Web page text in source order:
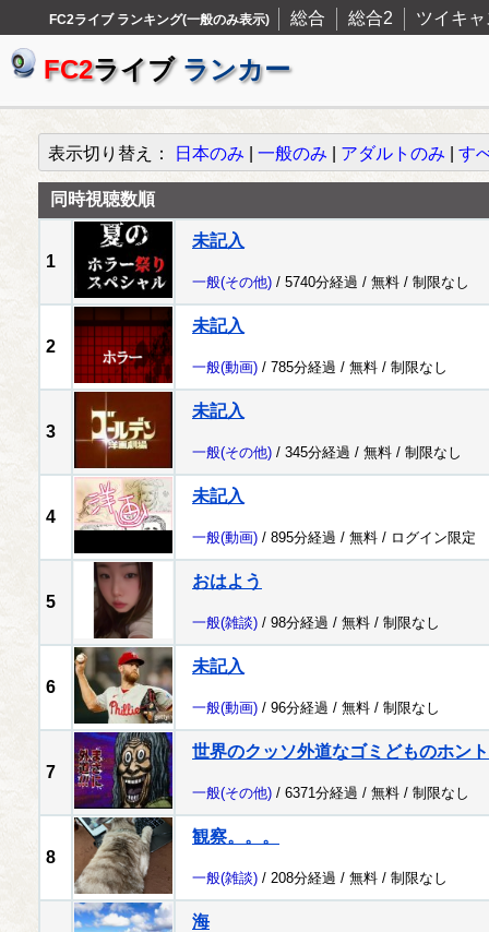
FC2ライブ ランキング(一般のみ表示) 総合 総合2 ツイキャ
FC2ライブ ランカー
表示切り替え： 日本のみ 一般のみ アダルトのみ す
同時視聴数順
1
未記入
一般(その他) / 5740分経過 / 無料 / 制限なし
2
未記入
一般(動画) / 785分経過 / 無料 / 制限なし
3
未記入
一般(その他) / 345分経過 / 無料 / 制限なし
4
未記入
一般(動画) / 895分経過 / 無料 / ログイン限定
5
おはよう
一般(雑談) / 98分経過 / 無料 / 制限なし
6
未記入
一般(動画) / 96分経過 / 無料 / 制限なし
7
世界のクッソ外道なゴミどものホン
一般(その他) / 6371分経過 / 無料 / 制限なし
8
観察。。。
一般(雑談) / 208分経過 / 無料 / 制限なし
海